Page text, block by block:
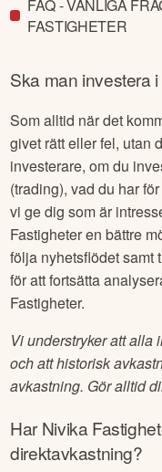
FAQ - VANLIGA
FASTIGHETER
Ska man investera i
Som alltid när det
givet rätt eller fel, utan
investerare, om du
(trading), vad du har
vi ge dig som är
Fastigheteren bättre
följa nyhetsflödet samt
för att fortsätta
Fastigheter.
Vi understryker att alla
och att historisk
avkastning. Gör alltid
HarNivika
direktavkastning?